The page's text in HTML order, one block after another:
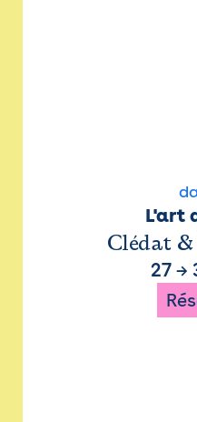
L'art
Clédat
27 →